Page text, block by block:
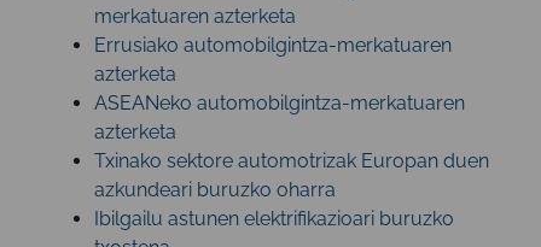
merkatuaren azterketa
Errusiako automobilgintza-merkatuaren
azterketa
ASEANeko automobilgintza-merkatuaren
azterketa
Txinako sektore automotrizak Europan duen
azkundeari buruzko oharra
Ibilgailu astunen elektrifikazioari buruzko